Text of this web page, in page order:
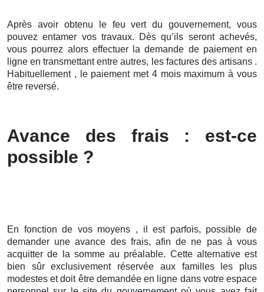
Après avoir obtenu le feu vert du gouvernement, vous
pouvez entamer vos travaux. Dès qu’ils seront achevés,
vous pourrez alors effectuer la demande de paiement en
ligne en transmettant entre autres, les factures des artisans .
Habituellement , le paiement met 4 mois maximum à vous
être reversé.
Avance des frais : est-ce
possible ?
En fonction de vos moyens , il est parfois, possible de
demander une avance des frais, afin de ne pas à vous
acquitter de la somme au préalable. Cette alternative est
bien sûr exclusivement réservée aux familles les plus
modestes et doit être demandée en ligne dans votre espace